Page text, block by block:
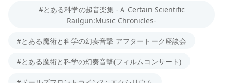
#とある科学の超音楽集 -Ａ Certain Scientific
Railgun:Music Chronicles-
#とある魔術と科学の幻奏音撃 アフタートーク座談会
#とある魔術と科学の幻奏音撃(フィルムコンサート)